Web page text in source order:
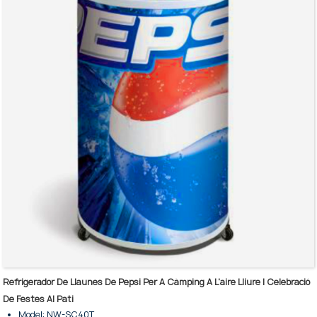
Es manté fred sense electricitat durant diverses hores.
La seva mida petita permet ubicar-lo a qualsevol lloc.
L'exterior es pot enganxar amb el vostre logotip i patrons.
Es pot utilitzar com a regal per ajudar a promocionar la imatge de la
La tapa de vidre té un excel·lent aïllament tèrmic.
Cistella extraïble per facilitar la neteja i el reemplaçament.
Ve amb 4 rodes per facilitar el moviment.
Refrigerador De Llaunes De Pepsi Per A Càmping A L'aire Lliure I Celebració
De Festes Al Pati
Model: NW-SC40T